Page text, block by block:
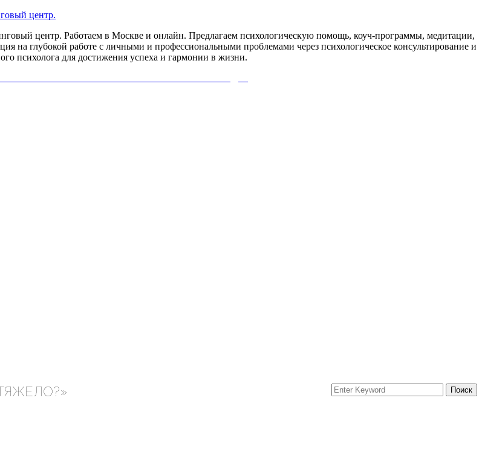
центр. Работаем в Москве и онлайн. Предлагаем психологическую помощь, коуч-программы, медитации,
на глубокой работе с личными и профессиональными проблемами через психологическое консультирование и
психолога для достижения успеха и гармонии в жизни.